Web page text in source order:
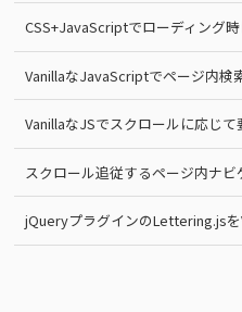
CSS+JavaScriptでローディング
VanillaなJavaScriptでページ内検
VanillaなJSでスクロールに応じ
スクロール追従するページ内ナビ
jQueryプラグインのLettering.jsを